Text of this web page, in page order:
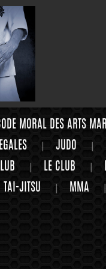
MORAL DES ARTS
JUDO
LE CLUB
TAI-JITSU MMA